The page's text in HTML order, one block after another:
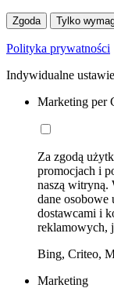
Zgoda Tylko
Polityka prywatności
Indywidualne
Marketing per
Za zgodą
promocjach i
naszą witryną.
dane
dostawcami i
reklamowych,
Bing, Criteo,
Marketing